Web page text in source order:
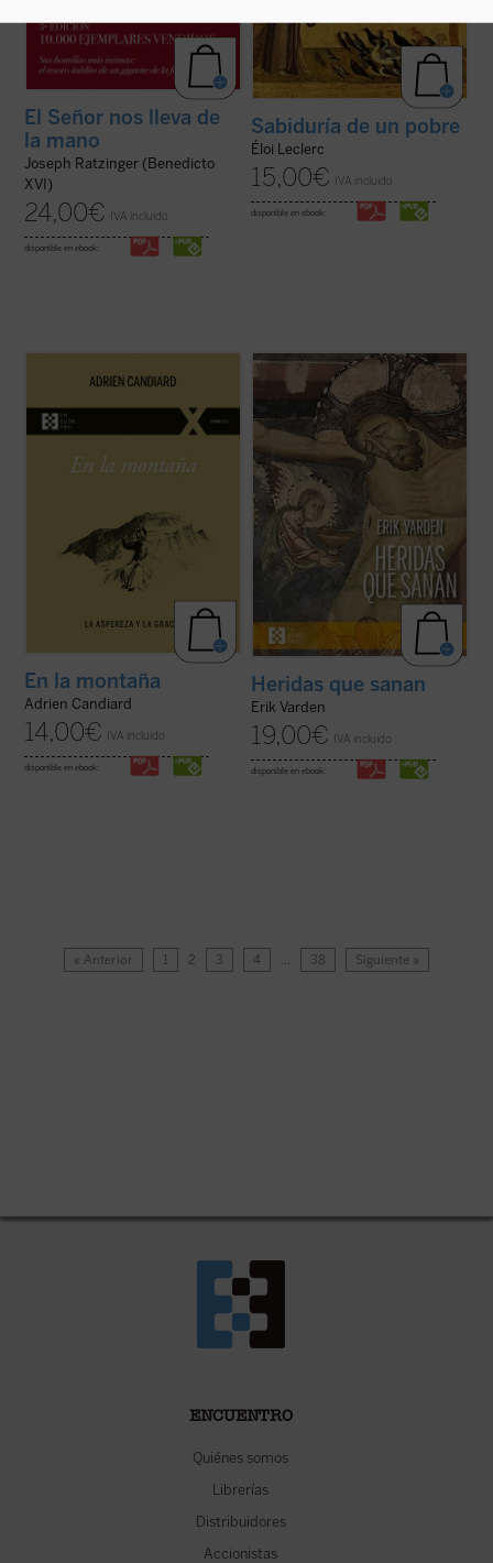
El Señor nos lleva de
la mano
Joseph Ratzinger (Benedicto
XVI)
24,00€ IVA incluido
disponible en ebook:
Sabiduría de un pobre
Éloi Leclerc
15,00€ IVA incluido
disponible en ebook:
Adrien Candiard nos conduce al corazón
proclama las Bienaventuranzas y propone
exigencias que parecen inalcanzables:
En la montaña
Adrien Candiard
14,00€ IVA incluido
disponible en ebook:
¿Qué hacer cuando el sufrimiento se
vuelve insoportable y las respuestas
convencionales ya no bastan? El monje y
obispo Erik Varden nos propone un camino.
Inspirándose en un antiguo poema
cisterciense, este libro nos invita a
contemplar ...
Heridas que sanan
Erik Varden
19,00€ IVA incluido
disponible en ebook:
« Anterior 1 2 3 4 … 38 Siguiente »
ENCUENTRO
Quiénes somos
Librerías
Distribuidores
Accionistas